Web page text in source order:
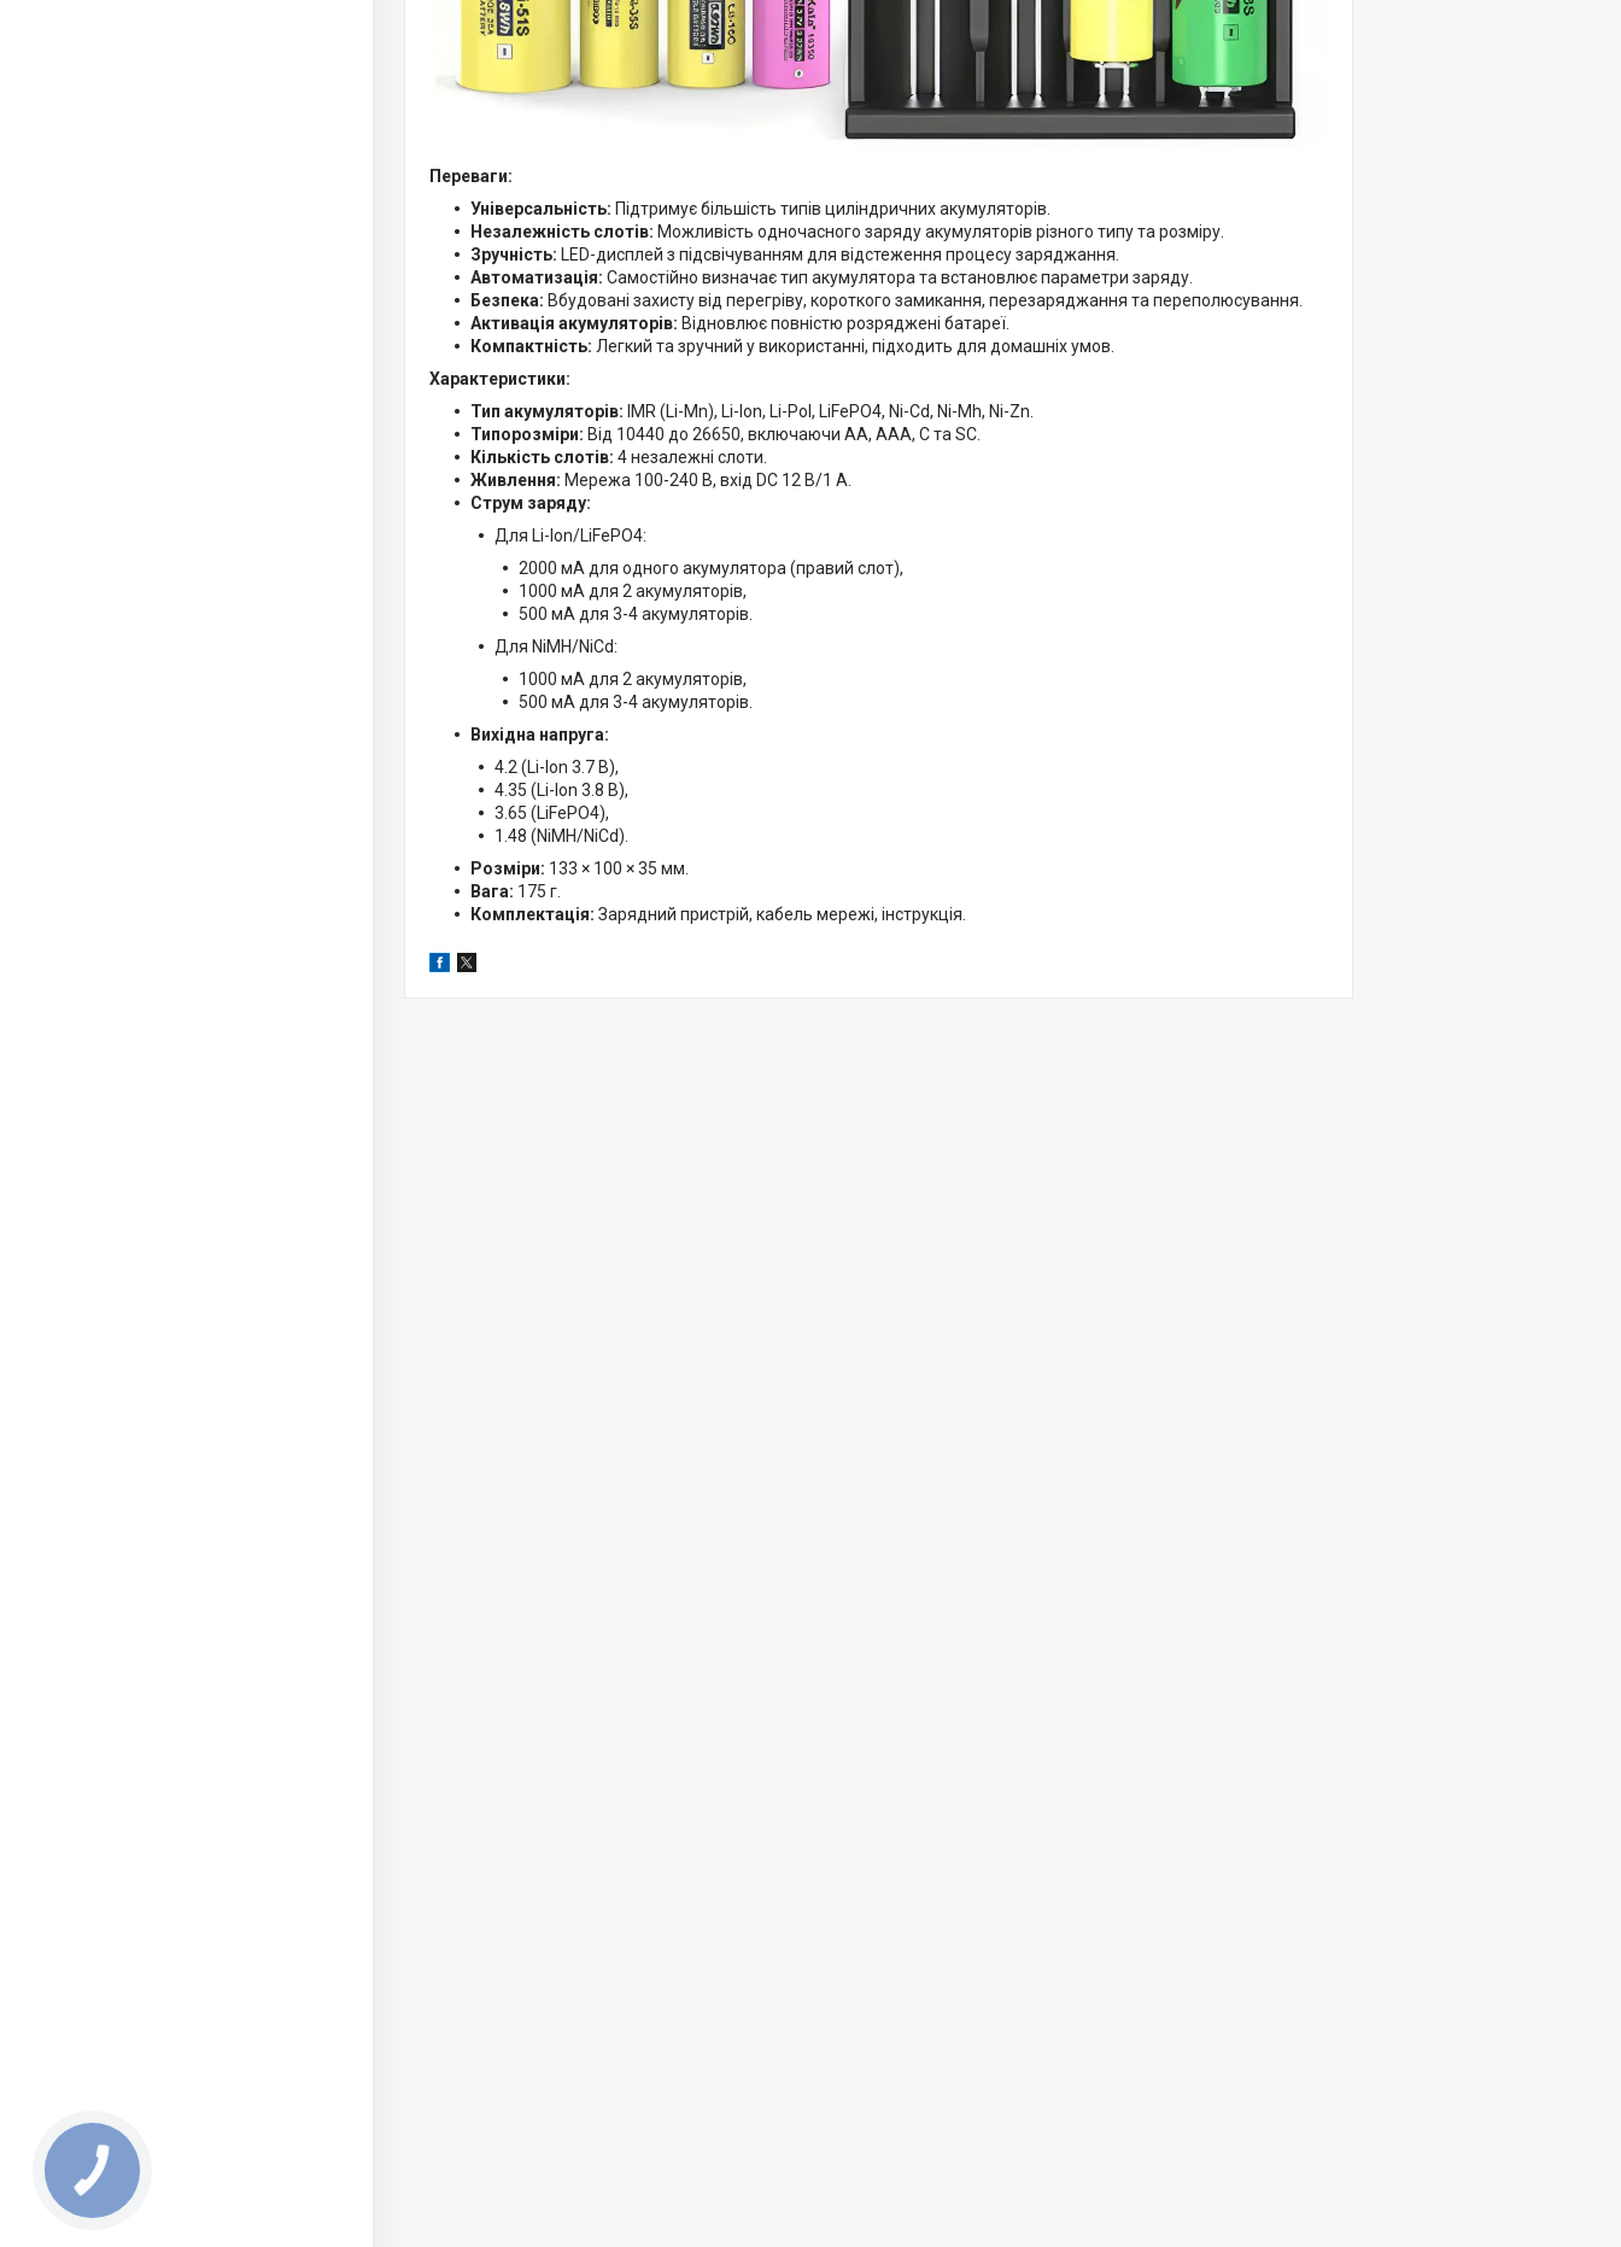
Переваги:
Універсальність: Підтримує більшість типів циліндричних акумуляторів.
Незалежність слотів: Можливість одночасного заряду акумуляторів різного типу та розміру.
Зручність: LED-дисплей з підсвічуванням для відстеження процесу заряджання.
Автоматизація: Самостійно визначає тип акумулятора та встановлює параметри заряду.
Безпека: Вбудовані захисту від перегріву, короткого замикання, перезаряджання та переполюсування.
Активація акумуляторів: Відновлює повністю розряджені батареї.
Компактність: Легкий та зручний у використанні, підходить для домашніх умов.
Характеристики:
Тип акумуляторів: IMR (Li-Mn), Li-Ion, Li-Pol, LiFePO4, Ni-Cd, Ni-Mh, Ni-Zn.
Типорозміри: Від 10440 до 26650, включаючи AA, AAA, C та SC.
Кількість слотів: 4 незалежні слоти.
Живлення: Мережа 100-240 В, вхід DC 12 В/1 А.
Струм заряду:
Для Li-Ion/LiFePO4:
2000 мА для одного акумулятора (правий слот),
1000 мА для 2 акумуляторів,
500 мА для 3-4 акумуляторів.
Для NiMH/NiCd:
1000 мА для 2 акумуляторів,
500 мА для 3-4 акумуляторів.
Вихідна напруга:
4.2 (Li-Ion 3.7 В),
4.35 (Li-Ion 3.8 В),
3.65 (LiFePO4),
1.48 (NiMH/NiCd).
Розміри: 133 × 100 × 35 мм.
Вага: 175 г.
Комплектація: Зарядний пристрій, кабель мережі, інструкція.